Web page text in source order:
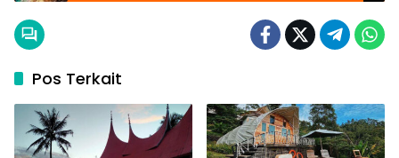
Pos Terkait